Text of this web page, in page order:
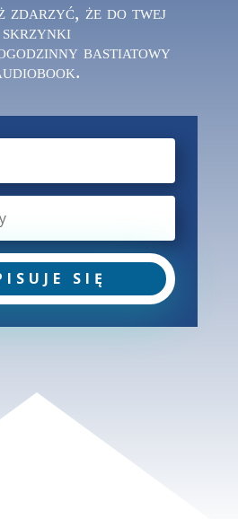
zdarzyć, że do twej
skrzynki
bastiatowy
SIĘ